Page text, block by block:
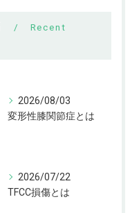
Recent
2026/08/03
変形性膝関節症とは
2026/07/22
TFCC損傷とは